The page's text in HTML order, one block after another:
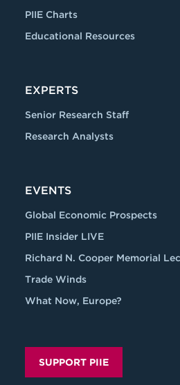
PIIE Charts
Educational Resources
EXPERTS
Senior Research Staff
Research Analysts
EVENTS
Global Economic Prospects
PIIE Insider LIVE
Richard N. Cooper Memorial
Trade Winds
What Now, Europe?
SUPPORT PIIE